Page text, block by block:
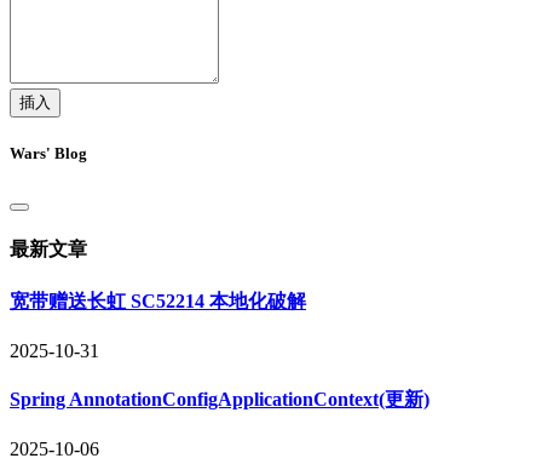
插入
Wars' Blog
最新文章
宽带赠送长虹 SC52214 本地化破解
2025-10-31
Spring AnnotationConfigApplicationContext(更新)
2025-10-06